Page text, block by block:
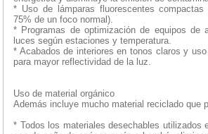
* Uso de lámparas fluorescentes compactas
75% de un foco normal).
* Programas de optimización de equipos de
luces según estaciones y temperatura.
* Acabados de interiores en tonos claros y
para mayor reflectividad de la luz.
Uso de material orgánico
Además incluye mucho material reciclado que
* Todos los materiales desechables utilizados